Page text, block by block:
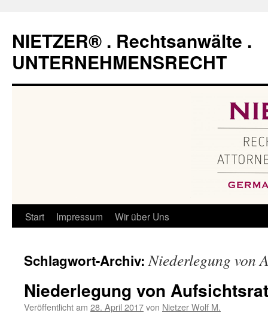
springen
NIETZER® . Rechtsanwälte .
UNTERNEHMENSRECHT
Start Impressum Wir über Uns
Schlagwort-Archiv:Niederlegung von
Niederlegung von
Veröffentlicht am 28. April 2017von Nietzer Wolf M.